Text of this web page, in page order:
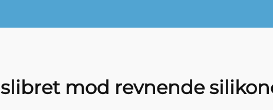
slibret mod revnende